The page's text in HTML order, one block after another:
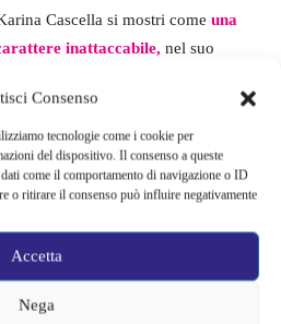
Consenso
tecnologie come i cookie per
del dispositivo. Il consenso a queste
come il comportamento di navigazione o ID
o ritirare il consenso può influire negativamente
Accetta
Nega
Cascella si mostri come una
inattaccabile, nel suo
alcune
messa in ginocchio, la donna ha
il dramma vissuto proprio